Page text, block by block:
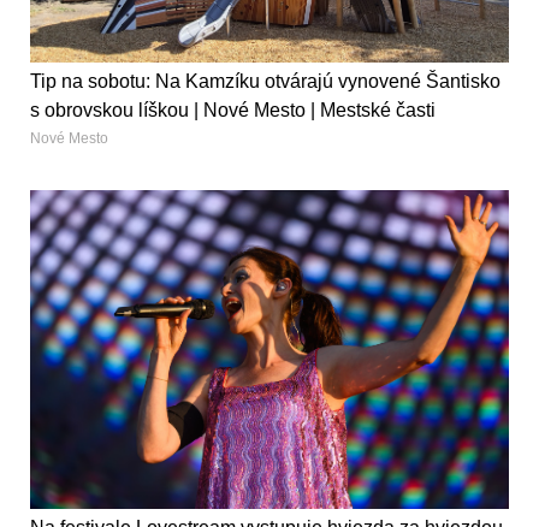
Tip na sobotu: Na Kamzíku otvárajú vynovené Šantisko
s obrovskou líškou | Nové Mesto | Mestské časti
Nové Mesto